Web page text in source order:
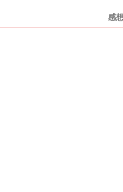
感想